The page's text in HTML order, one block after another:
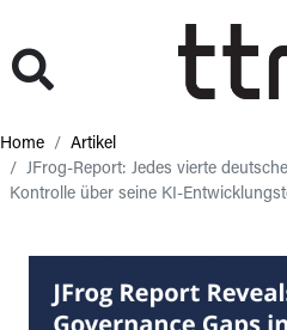
Home
Artikel
JFrog-Report: Jedes vierte
Kontrolle über seine KI-